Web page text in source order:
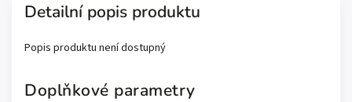
Detailní popis produktu
Popis produktu není dostupný
Doplňkové parametry